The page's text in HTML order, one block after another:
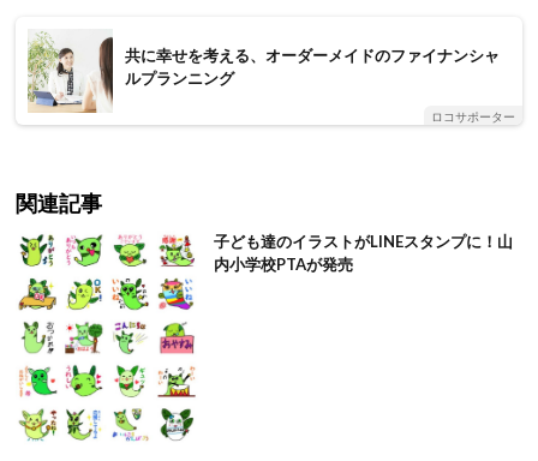
共に幸せを考える、オーダーメイドのファイナンシャ
ルプランニング
ロコサポーター
関連記事
子ども達のイラストがLINEスタンプに！山
内小学校PTAが発売